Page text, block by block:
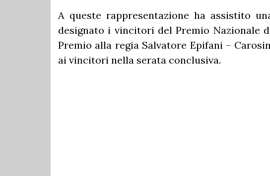
A queste rappresentazione ha assistito
designato i vincitori del Premio Nazionale
Premio alla regia Salvatore Epifani –
ai vincitori nella serata conclusiva.